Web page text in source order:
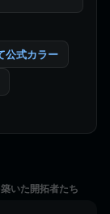
公式カラー
いた開拓者たち